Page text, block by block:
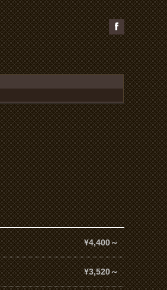
¥4,400～
¥3,520～